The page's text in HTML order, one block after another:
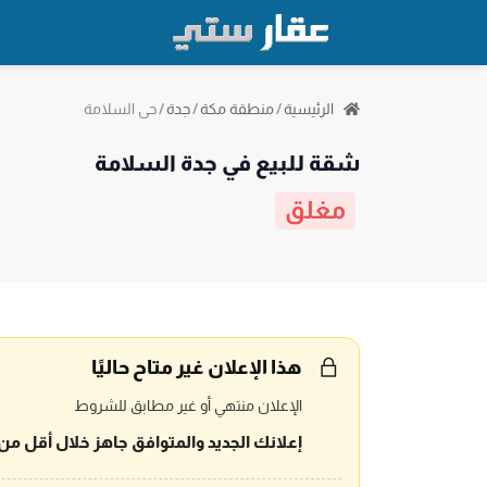
الرئيسية/منطقة مكة/جدة/حي السلامة
شقة للبيع في جدة السلامة
مغلق
هذا الإعلان غير متاح حاليًا
الإعلان منتهي أو غير مطابق للشروط
إعلانك الجديد والمتوافق جاهز خلال أقل